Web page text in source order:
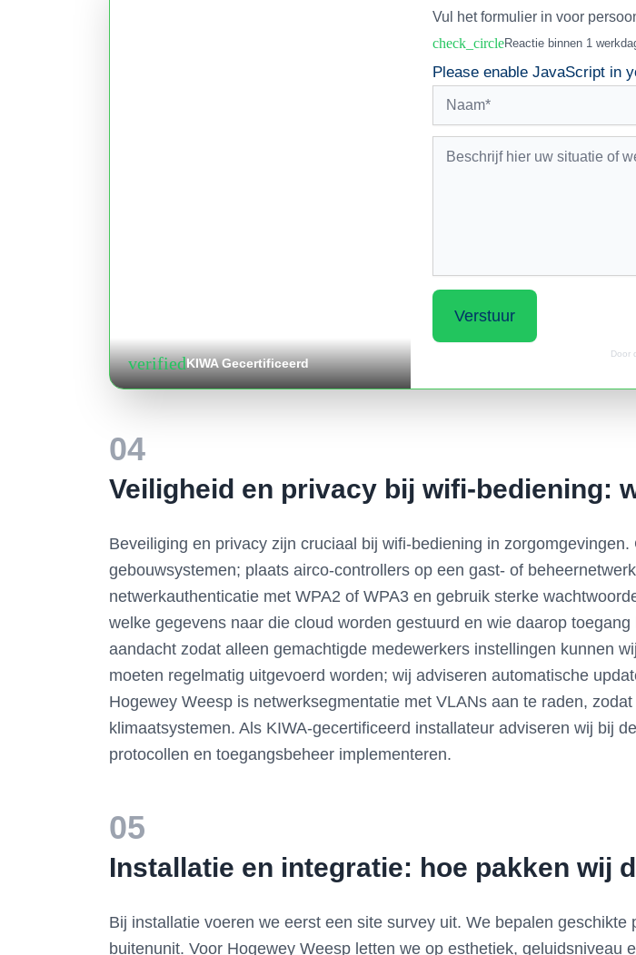
verifiedKIWA Gecertificeerd
Vul het formulier in voor
check_circleReactie binnen 1
Please enable JavaScript in
Verstuur
Door
04
Veiligheid en privacy bij wifi-bediening:
Beveiliging en privacy zijn cruciaal bij wifi-bediening in
gebouwsystemen; plaats airco-controllers op een gast- of
netwerkauthenticatie met WPA2 of WPA3 en gebruik sterke
welke gegevens naar die cloud worden gestuurd en wie daarop
aandacht zodat alleen gemachtigde medewerkers instellingen kunnen
moeten regelmatig uitgevoerd worden; wij adviseren automatische
Hogewey Weesp is netwerksegmentatie met VLANs aan te raden,
klimaatsystemen. Als KIWA-gecertificeerd installateur adviseren wij bij
protocollen en toegangsbeheer implementeren.
05
Installatie en integratie: hoe pakken wij
Bij installatie voeren we eerst een site survey uit. We bepalen
buitenunit. Voor Hogewey Weesp letten we op esthetiek,